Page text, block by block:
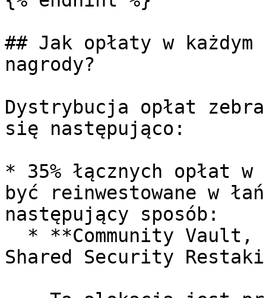
## Jak opłaty w
nagrody?
Dystrybucja opłat
się następująco:
* 35% łącznych opłat
być reinwestowane w
następujący sposób:
Shared Security